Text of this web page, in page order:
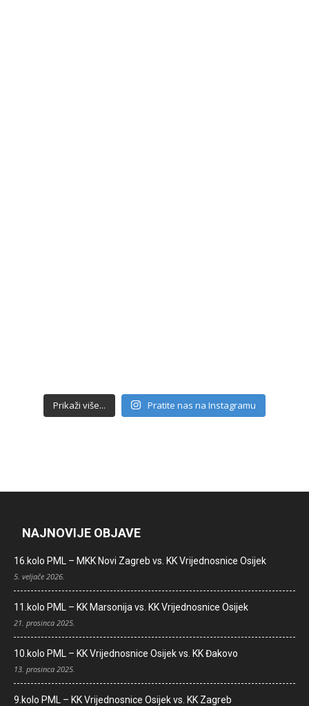
Prikaži više... Pratite nas na Instagramu
NAJNOVIJE OBJAVE
16.kolo PML – MKK Novi Zagreb vs. KK Vrijednosnice Osijek
5. veljače 2026.
11.kolo PML – KK Marsonija vs. KK Vrijednosnice Osijek
21. prosinca 2025.
10.kolo PML – KK Vrijednosnice Osijek vs. KK Đakovo
13. prosinca 2025.
9.kolo PML – KK Vrijednosnice Osijek vs. KK Zagreb